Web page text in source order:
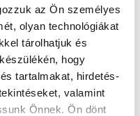
az Ön személyes
olyan technológiákat
tárolhatjuk és
hogy
tartalmakat, hirdetés-
valamint
Önnek. Ön dönt
vagy bérlőt
7 800 Ft-tól!
,